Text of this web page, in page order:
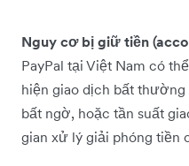
Nguy cơ bị giữ tiền
PayPal tại Việt Nam có
hiện giao dịch bất
bất ngờ, hoặc tần suất
gian xử lý giải phóng tiền